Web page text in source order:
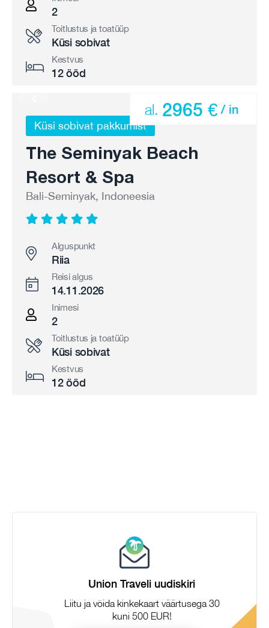
2
Toitlustus ja toatüüp
Küsi sobivat
Kestvus
12 ööd
Küsi sobivat pakkumist
The Seminyak Beach
Resort & Spa
Bali-Seminyak, Indoneesia
al. 2965 € / in
Alguspunkt
Riia
Reisi algus
14.11.2026
Inimesi
2
Toitlustus ja toatüüp
Küsi sobivat
Kestvus
12 ööd
Union Traveli uudiskiri
Liitu ja võida kinkekaart väärtusega 30
kuni 500 EUR!